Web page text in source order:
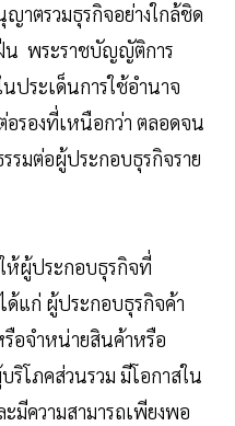
าตรวมธุรกิจอย่างใกล้ชิด
น พระราชบัญญัติการ
ประเด็นการใช้อำนาจ
อรองที่เหนือกว่า ตลอดจน
รมต่อผู้ประกอบธุรกิจราย
ห้ผู้ประกอบธุรกิจที่
ด้แก่ ผู้ประกอบธุรกิจค้า
อจำหน่ายสินค้าหรือ
โภคส่วนรวม มีโอกาสใน
มีความสามารถเพียงพอ